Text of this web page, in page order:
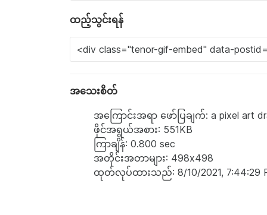
ထည့်သွင်းရန်
အသေးစိတ်
အကြောင်းအရာ ဖော်ပြချက်: a pixel art
ဖိုင်အရွယ်အစား: 551KB
ကြာချိန်: 0.800 sec
အတိုင်းအတာများ: 498x498
ထုတ်လုပ်ထားသည်: 8/10/2021, 7:44:29